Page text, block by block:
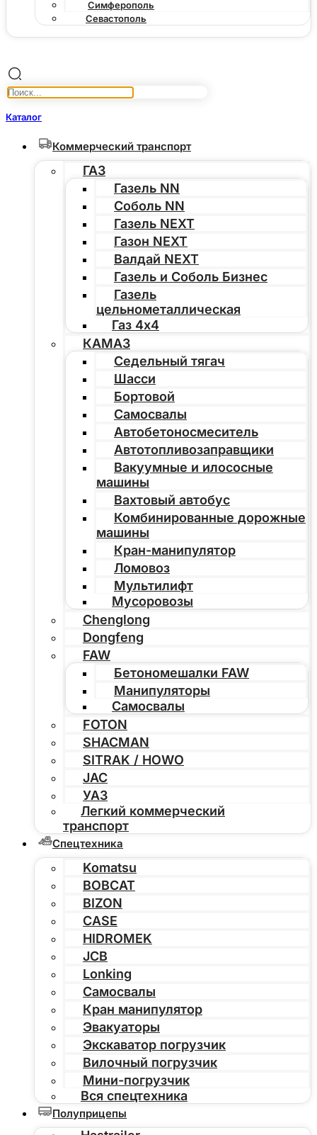
Симферополь
Севастополь
Каталог
Коммерческий транспорт
ГАЗ
Газель NN
Соболь NN
Газель NEXT
Газон NEXT
Валдай NEXT
Газель и Соболь Бизнес
Газель
цельнометаллическая
Газ 4х4
КАМАЗ
Седельный тягач
Шасси
Бортовой
Самосвалы
Автобетоносмеситель
Автотопливозаправщики
Вакуумные и илососные
машины
Вахтовый автобус
Комбинированные дорожные
машины
Кран-манипулятор
Ломовоз
Мультилифт
Мусоровозы
Chenglong
Dongfeng
FAW
Бетономешалки FAW
Манипуляторы
Самосвалы
FOTON
SHACMAN
SITRAK / HOWO
JAC
УАЗ
Легкий коммерческий
транспорт
Спецтехника
Komatsu
BOBCAT
BIZON
CASE
HIDROMEK
JCB
Lonking
Самосвалы
Кран манипулятор
Эвакуаторы
Экскаватор погрузчик
Вилочный погрузчик
Мини-погрузчик
Вся спецтехника
Полуприцепы